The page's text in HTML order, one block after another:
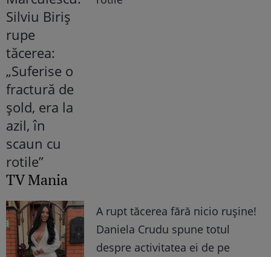
TV Mania
A rupt tăcerea fără nicio rușine!
Daniela Crudu spune totul
despre activitatea ei de pe